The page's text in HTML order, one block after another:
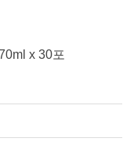
x 30포